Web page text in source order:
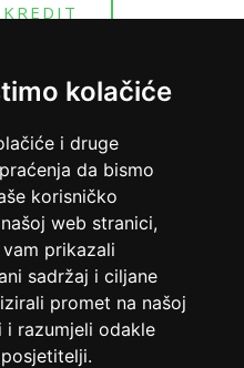
kolačiće
i druge
da bismo
korisničko
web stranici,
prikazali
sadržaj i ciljane
promet na našoj
i razumjeli odakle
zamke
korištenja
Kolačići
Affiliate disclaimer